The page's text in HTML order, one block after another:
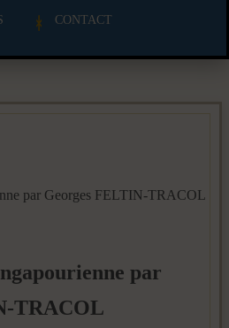
CONTACT
par Georges FELTIN-TRACOL
par
TRACOL